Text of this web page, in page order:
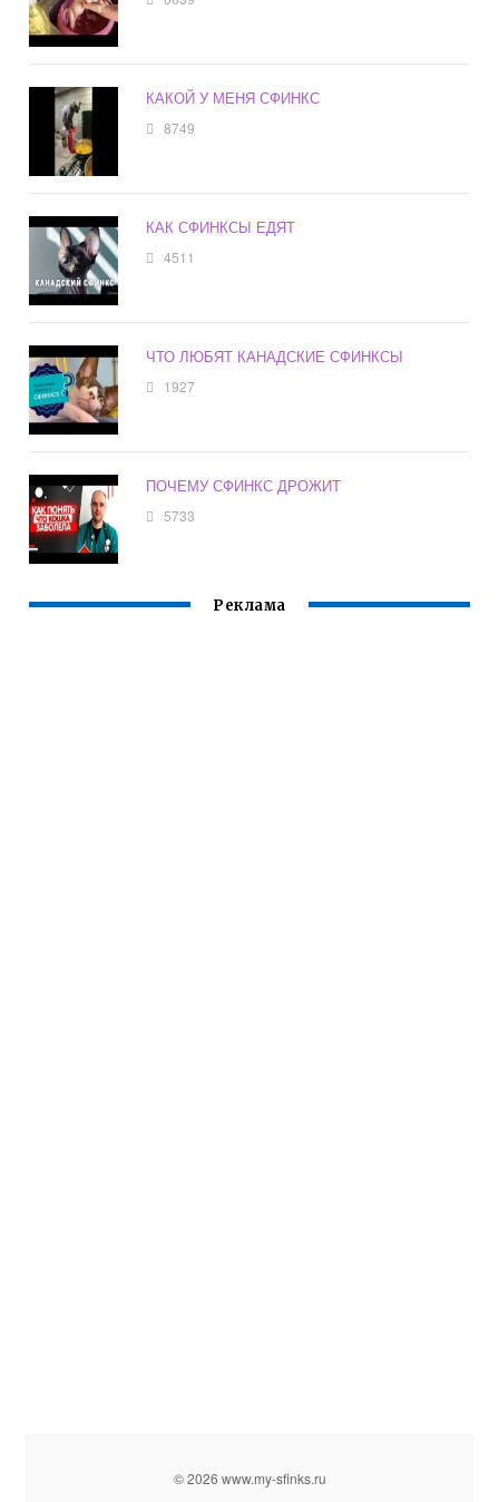
КАКОЙ У МЕНЯ СФИНКС
8749
КАК СФИНКСЫ ЕДЯТ
4511
ЧТО ЛЮБЯТ КАНАДСКИЕ СФИНКСЫ
1927
ПОЧЕМУ СФИНКС ДРОЖИТ
5733
Реклама
© 2026 www.my-sfinks.ru